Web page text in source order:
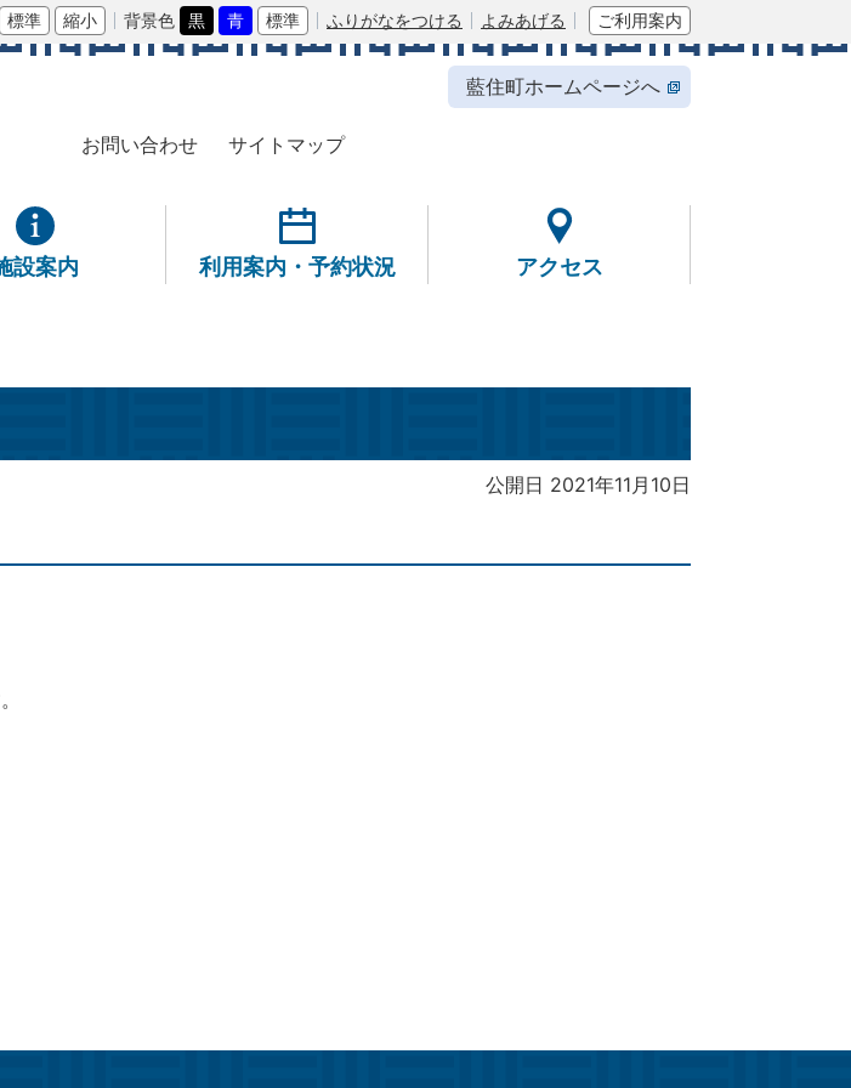
標準 縮小 背景色 黒 青 標準 ふりがなをつける よみあげる ご利用案内
藍住町ホームページへ
お問い合わせ サイトマップ
設案内 利用案内・予約状況 アクセス
公開日 2021年11月10日